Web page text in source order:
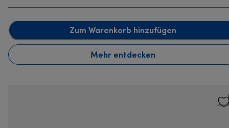
Zum Warenkorb hinzufügen
Mehr entdecken